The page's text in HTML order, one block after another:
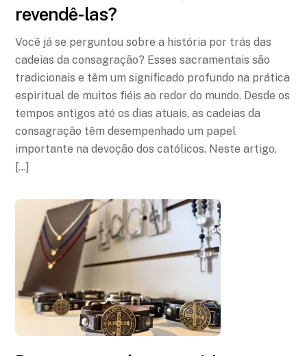
revendê-las?
Você já se perguntou sobre a história por trás das
cadeias da consagração? Esses sacramentais são
tradicionais e têm um significado profundo na prática
espiritual de muitos fiéis ao redor do mundo. Desde os
tempos antigos até os dias atuais, as cadeias da
consagração têm desempenhado um papel
importante na devoção dos católicos. Neste artigo,
[…]